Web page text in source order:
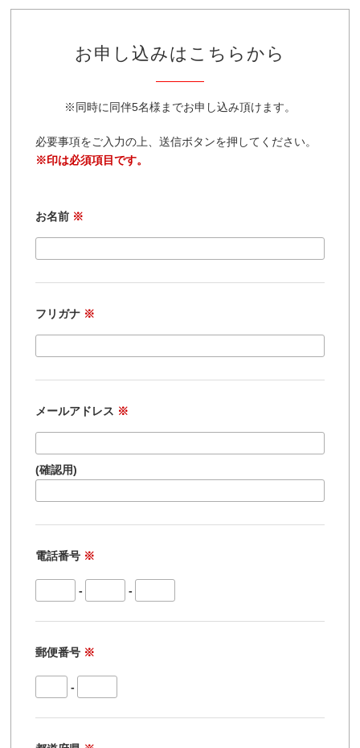
お申し込みはこちらから
※同時に同伴5名様までお申し込み頂けます。
必要事項をご入力の上、送信ボタンを押してください。
※印は必須項目です。
お名前 ※
フリガナ ※
メールアドレス ※
(確認用)
電話番号 ※
- -
郵便番号 ※
-